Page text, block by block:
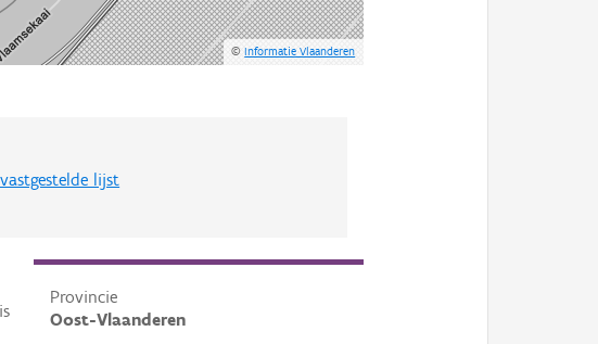
©Informatie Vlaanderen
lijst
Provincie
Oost-Vlaanderen